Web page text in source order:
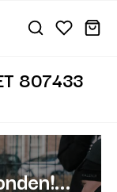
807433